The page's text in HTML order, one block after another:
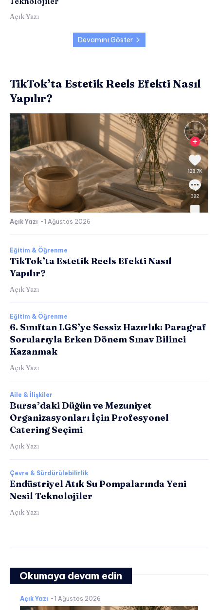
Açık Yazı
Devamını Göster
TikTok’ta Estetik Reels Efekti Nasıl
Yapılır?
Açık Yazı - 1 Ağustos 2026
Eğitim & Öğrenme
TikTok’ta Estetik Reels Efekti Nasıl
Yapılır?
Açık Yazı
Eğitim & Öğrenme
6. Sınıftan LGS’ye Sessiz Hazırlık: Paragraf
Sorularıyla Erken Dönem Sınav Bilinci
Kazanmak
Açık Yazı
Aile & İlişkiler
Bursa’daki Düğün ve Mezuniyet
Organizasyonları İçin Profesyonel
Catering Seçimi
Açık Yazı
Çevre & Sürdürülebilirlik
Endüstriyel Atık Su Pompalarında Yeni
Nesil Teknolojiler
Açık Yazı
Okumaya devam edin
Açık Yazı - 1 Ağustos 2026